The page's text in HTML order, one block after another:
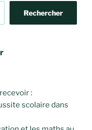
Rechercher
:
scolaire dans